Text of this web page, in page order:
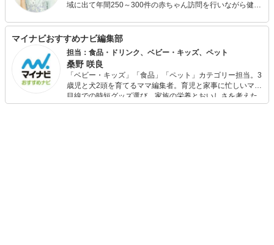
域に出て年間250～300件の赤ちゃん訪問を行いながら健診
かしながら母と子のナチュラルケアブランドＡＭＯＭＡの
商品開発、ＷＥＬＥＤＡのプレママセミナーなどを行う。
妊娠中～乳幼児の育児相談が得意。ベビーマッサージ教室
カモマイル主宰。
マイナビおすすめナビ編集部
担当：食品・ドリンク、ベビー・キッズ、ペット
桑野 咲良
「ベビー・キッズ」「食品」「ペット」カテゴリー担当。3
歳児と犬2頭を育てるママ編集者。育児と家事に忙しいママ
目線での時短グッズ選び、家族の栄養とおいしさを考えた
食品選び、束の間のリラックスタイムを楽しむためのスイ